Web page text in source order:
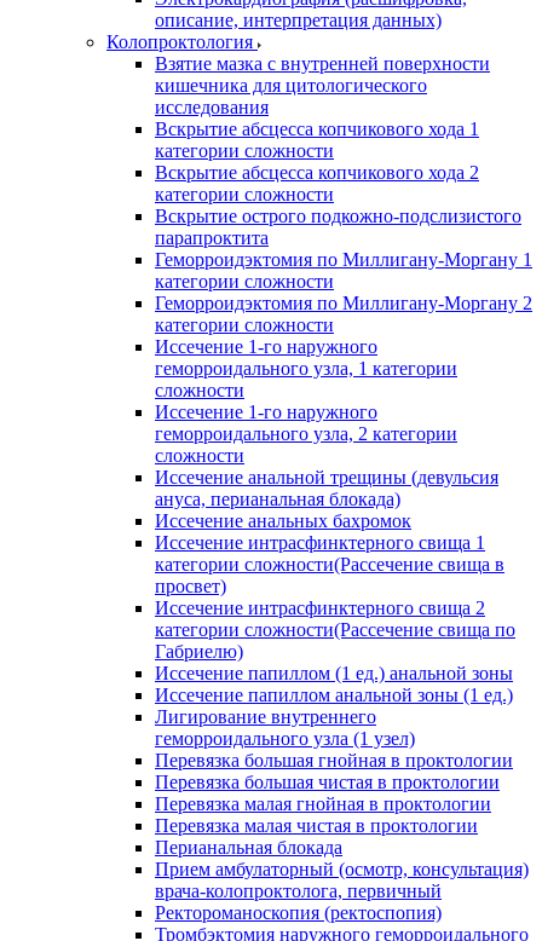
описание, интерпретация данных)
Колопроктология
Взятие мазка с внутренней поверхности
кишечника для цитологического
исследования
Вскрытие абсцесса копчикового хода 1
категории сложности
Вскрытие абсцесса копчикового хода 2
категории сложности
Вскрытие острого подкожно-подслизистого
парапроктита
Геморроидэктомия по Миллигану-Моргану 1
категории сложности
Геморроидэктомия по Миллигану-Моргану 2
категории сложности
Иссечение 1-го наружного
геморроидального узла, 1 категории
сложности
Иссечение 1-го наружного
геморроидального узла, 2 категории
сложности
Иссечение анальной трещины (девульсия
ануса, перианальная блокада)
Иссечение анальных бахромок
Иссечение интрасфинктерного свища 1
категории сложности(Рассечение свища в
просвет)
Иссечение интрасфинктерного свища 2
категории сложности(Рассечение свища по
Габриелю)
Иссечение папиллом (1 ед.) анальной зоны
Иссечение папиллом анальной зоны (1 ед.)
Лигирование внутреннего
геморроидального узла (1 узел)
Перевязка большая гнойная в проктологии
Перевязка большая чистая в проктологии
Перевязка малая гнойная в проктологии
Перевязка малая чистая в проктологии
Перианальная блокада
Прием амбулаторный (осмотр, консультация)
врача-колопроктолога, первичный
Ректороманоскопия (ректоспопия)
Тромбэктомия наружного геморроидального